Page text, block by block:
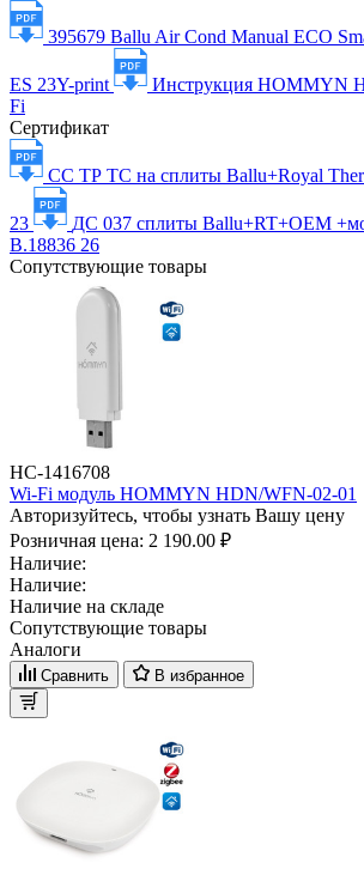
395679 Ballu Air Cond Manual ECO
ES 23Y-print
Инструкция HOMMYN
Fi
Сертификат
СС ТР ТС на сплиты Ballu+Royal
23
ДС 037 сплиты Ballu+RT+OEM
В.18836 26
Сопутствующие товары
НС-1416708
Wi-Fi модуль HOMMYN HDN/WFN-02-01
Авторизуйтесь, чтобы узнать Вашу цену
Розничная цена: 2 190.00 ₽
Наличие:
Наличие:
Наличие на складе
Сопутствующие товары
Аналоги
Сравнить В избранное